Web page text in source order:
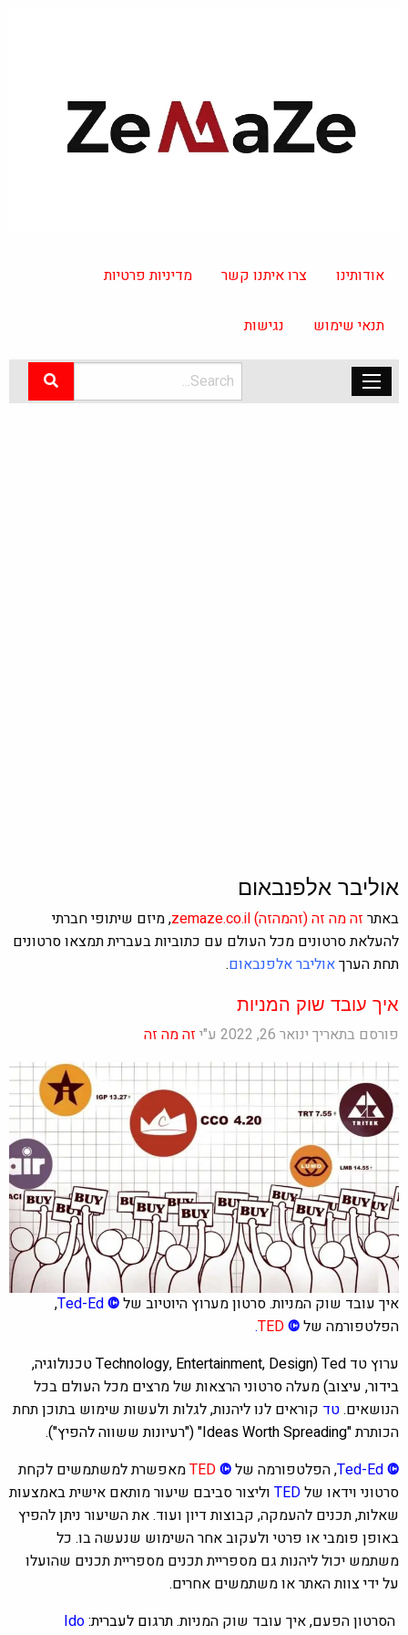
אודותינו צרו איתנו קשר מדיניות פרטיות
תנאי שימוש נגישות
אוליבר אלפנבאום
באתרזה מה זה(זהמהזה)zemaze.co.il, מיזם שיתופי חברתי
להעלאת סרטונים מכל העולם עם כתוביות בעברית תמצאו סרטונים
תחת הערךאוליבר אלפנבאום.
איך עובד שוק המניות
פורסם בתאריך ינואר 26, 2022 ע"י זה מה זה
איך עובד שוק המניות. סרטון מערוץ היוטיוב של©
Ted-Ed
,
הפלטפורמה של©
TED
.
ערוץ טד Ted
(Technology, Entertainment, Design טכנולוגיה,
בידור, עיצוב)מעלה סרטוני הרצאות של מרצים מכל העולם בכל
הנושאים.טדקוראים לנו ליהנות, לגלות ולעשות שימוש בתוכן תחת
הכותרת "Ideas Worth Spreading"
("רעיונות ששווה להפיץ").
©
Ted-Ed, הפלטפורמה של©
TEDמאפשרת למשתמשים לקחת
סרטוני וידאו שלTEDוליצור סביבם שיעור מותאם אישית באמצעות
שאלות, תכנים להעמקה, קבוצות דיון ועוד. את השיעור ניתן להפיץ
באופן פומבי או פרטי ולעקוב אחר השימוש שנעשה בו. כל
משתמש יכול ליהנות גם מספריית תכנים מספריית תכנים שהועלו
על ידי צוות האתר או משתמשים אחרים.
הסרטון הפעם, איך עובד שוק המניות.תרגום לעברית:Ido